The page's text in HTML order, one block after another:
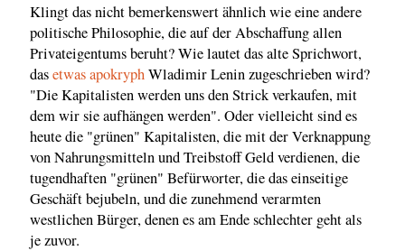
Klingt das nicht bemerkenswert ähnlich wie eine andere
politische Philosophie, die auf der Abschaffung allen
Privateigentums beruht? Wie lautet das alte Sprichwort,
dasetwas apokryphWladimir Lenin zugeschrieben wird?
"Die Kapitalisten werden uns den Strick verkaufen, mit
dem wir sie aufhängen werden". Oder vielleicht sind es
heute die "grünen" Kapitalisten, die mit der Verknappung
von Nahrungsmitteln und Treibstoff Geld verdienen, die
tugendhaften "grünen" Befürworter, die das einseitige
Geschäft bejubeln, und die zunehmend verarmten
westlichen Bürger, denen es am Ende schlechter geht als
je zuvor.